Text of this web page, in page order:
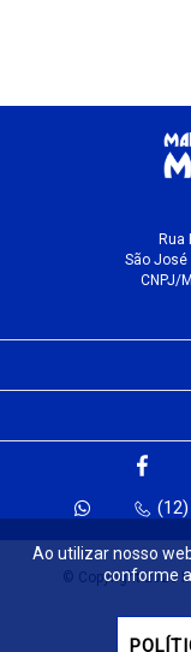
Rua
São José
CNPJ/
© Copyright 2026
Feito
Ao utilizar nosso
conforme